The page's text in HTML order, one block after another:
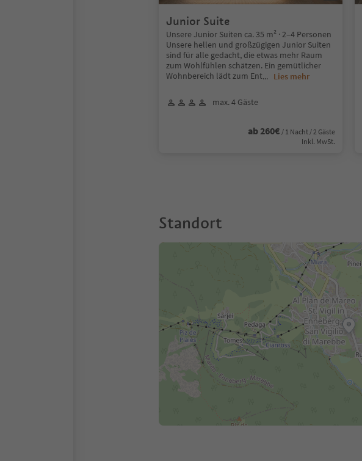
Junior Suite
Unsere Junior Suiten ca. 35 m² · 2–4 Personen
Unsere hellen und großzügigen Junior Suiten
sind für alle gedacht, die etwas mehr Raum
zum Wohlfühlen schätzen. Ein gemütlicher
Wohnbereich lädt zum Ent... Lies mehr
max. 4 Gäste
ab 260€ / 1 Nacht / 2 Gäste
Inkl. MwSt.
Standort